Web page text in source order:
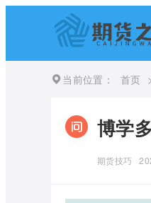
当前位置： 首页 >
博学
期货技巧